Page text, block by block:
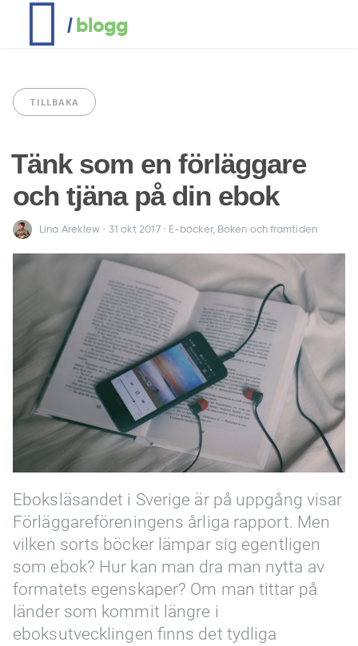
/blogg
TILLBAKA
Tänk som en förläggare
och tjäna på din ebok
Lina Areklew • 31 okt 2017 • E-böcker, Boken och framtiden
Eboksläsandet i Sverige är på uppgång visar
Förläggareföreningens årliga rapport. Men
vilken sorts böcker lämpar sig egentligen
som ebok? Hur kan man dra man nytta av
formatets egenskaper? Om man tittar på
länder som kommit längre i
eboksutvecklingen finns det tydliga